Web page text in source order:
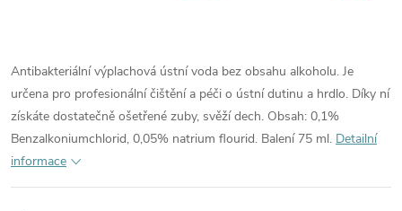
Antibakteriální výplachová ústní voda bez obsahu alkoholu. Je
určena pro profesionální čištění a péči o ústní dutinu a hrdlo. Díky ní
získáte dostatečně ošetřené zuby, svěží dech. Obsah: 0,1%
Benzalkoniumchlorid, 0,05% natrium flourid. Balení 75 ml. Detailní
informace